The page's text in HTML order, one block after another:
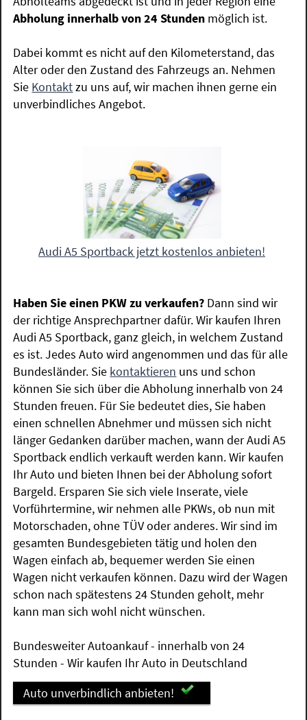
Abholung innerhalb von 24 Stunden möglich ist.
Dabei kommt es nicht auf den Kilometerstand, das
Alter oder den Zustand des Fahrzeugs an. Nehmen
Sie Kontaktzu uns auf, wir machen ihnen gerne ein
unverbindliches Angebot.
Audi A5 Sportback jetzt kostenlos anbieten!
Haben Sie einen PKW zu verkaufen? Dann sind wir
der richtige Ansprechpartner dafür. Wir kaufen Ihren
Audi A5 Sportback, ganz gleich, in welchem Zustand
es ist. Jedes Auto wird angenommen und das für alle
Bundesländer. Sie kontaktieren uns und schon
können Sie sich über die Abholung innerhalb von 24
Stunden freuen. Für Sie bedeutet dies, Sie haben
einen schnellen Abnehmer und müssen sich nicht
länger Gedanken darüber machen, wann der Audi A5
Sportback endlich verkauft werden kann. Wir kaufen
Ihr Auto und bieten Ihnen bei der Abholung sofort
Bargeld. Ersparen Sie sich viele Inserate, viele
Vorführtermine, wir nehmen alle PKWs, ob nun mit
Motorschaden, ohne TÜV oder anderes. Wir sind im
gesamten Bundesgebieten tätig und holen den
Wagen einfach ab, bequemer werden Sie einen
Wagen nicht verkaufen können. Dazu wird der Wagen
schon nach spätestens 24 Stunden geholt, mehr
kann man sich wohl nicht wünschen.
Bundesweiter Autoankauf - innerhalb von 24
Stunden - Wir kaufen Ihr Auto in Deutschland
Auto unverbindlich anbieten!